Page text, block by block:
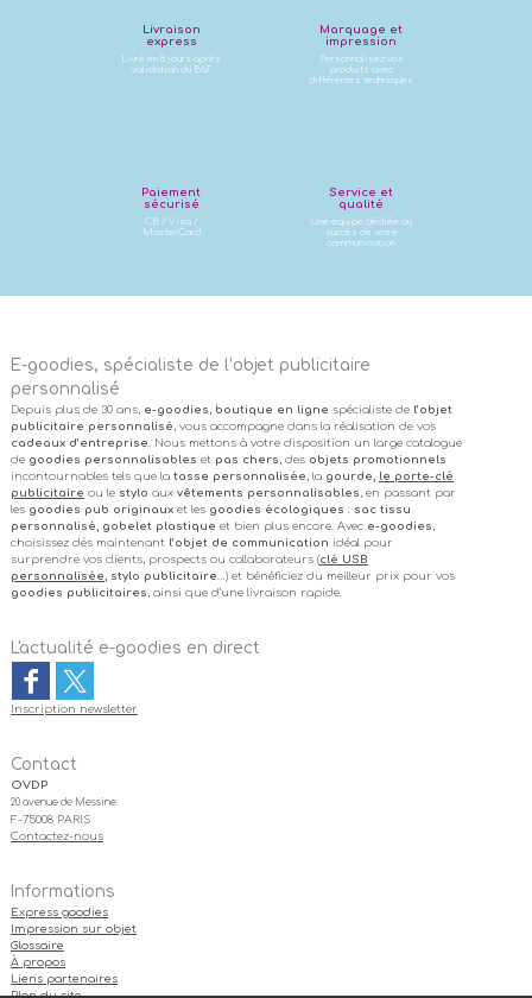
Livraison
express
Livré en 8 jours après
validation du BàT
Marquage et
impression
Personnalisez vos
produits avec
différentes techniques
Paiement
sécurisé
CB / Visa /
MasterCard
Service et
qualité
Une équipe dédiée au
succès de votre
communication
E-goodies, spécialiste de l’objet publicitaire
personnalisé
Depuis plus de 30 ans, e-goodies boutique en ligne spécialiste de l’objet
publicitaire personnalisé , vous accompagne dans la réalisation de vos
cadeaux d’entreprise . Nous mettons à votre disposition un large catalogue
de goodies personnalisables et pas chers , des objets promotionnels
incontournables tels que la tasse personnalisée , la gourde,
le porte-clé
publicitaire ou le stylo aux vêtements personnalisables , en passant par
les goodies pub originauxet les goodies écologiques : sac tissu
personnalisé, gobelet plastique et bien plus encore. Avec e-goodies
choisissez dès maintenant
l’objet de communication idéal pour
surprendre vos clients, prospects ou collaborateurs (clé USB
personnalisée , stylo publicitaire …) et bénéficiez du meilleur prix pour vos
goodies publicitaires , ainsi que d’une livraison rapide.
L'actualité e-goodies en direct
Inscription newsletter
Contact
OVDP
20 avenue de Messine
F-75008 PARIS
Contactez-nous
Informations
Express goodies
Impression sur objet
Glossaire
À propos
Liens partenaires
Plan du site